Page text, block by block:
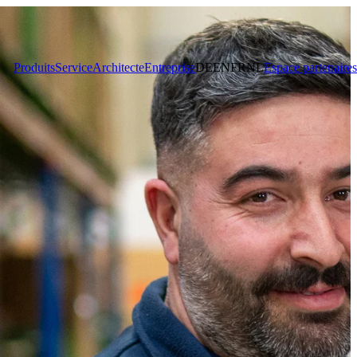
ProduitsServiceArchitecteEntrepriseDEENFRNLEspace partenaires